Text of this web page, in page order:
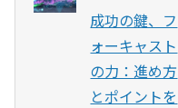
成功の鍵、フ
ォーキャスト
の力：進め方
とポイントを